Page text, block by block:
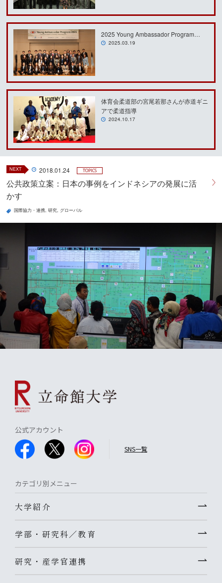
2025 Young Ambassador Program…
2025.03.19
体育会柔道部の宮尾若那さんが赤道ギニ
アで柔道指導
2024.10.17
NEXT 2018.01.24 TOPICS
公共政策立案：日本の事例をインドネシアの発展に活
かす
国際協力・連携 研究 グローバル
公式アカウント
SNS一覧
カテゴリ別メニュー
大学紹介
学部・研究科／教育
研究・産学官連携